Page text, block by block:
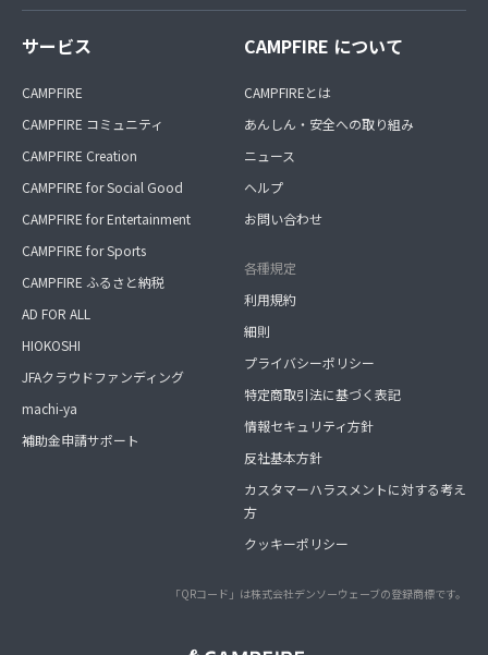
サービス
CAMPFIRE
CAMPFIRE コミュニティ
CAMPFIRE Creation
CAMPFIRE for Social Good
CAMPFIRE for Entertainment
CAMPFIRE for Sports
CAMPFIRE ふるさと納税
AD FOR ALL
HIOKOSHI
JFAクラウドファンディング
machi-ya
補助金申請サポート
CAMPFIRE について
CAMPFIREとは
あんしん・安全への取り組み
ニュース
ヘルプ
お問い合わせ
各種規定
利用規約
細則
プライバシーポリシー
特定商取引法に基づく表記
情報セキュリティ方針
反社基本方針
カスタマーハラスメントに対する考え
方
クッキーポリシー
「QRコード」は株式会社デンソーウェーブの登録商標です。